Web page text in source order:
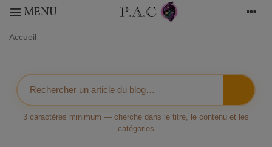
MENU
Accueil
3 caractères minimum — cherche dans le titre, le contenu et les
catégories